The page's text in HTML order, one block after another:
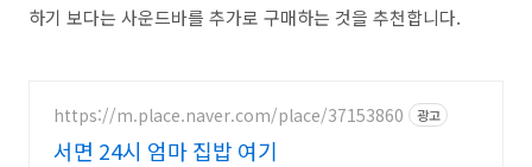
하기 보다는 사운드바를 추가로 구매하는 것을 추천합니다.
https://m.place.naver.com/place/37153860 광고
서면 24시 엄마 집밥 여기